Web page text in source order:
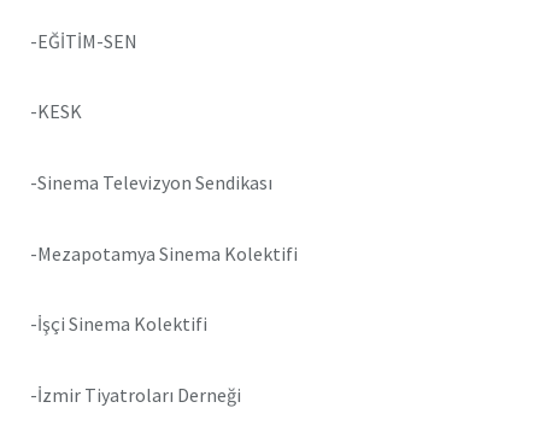
-EĞİTİM-SEN
-KESK
-Sinema Televizyon Sendikası
-Mezapotamya Sinema Kolektifi
-İşçi Sinema Kolektifi
-İzmir Tiyatroları Derneği